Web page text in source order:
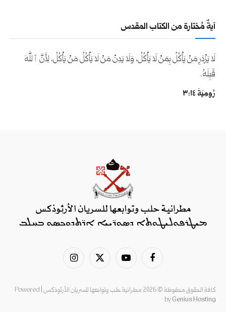
آيةٌ مُختارة من الكتاب المقدس
لَا يَزْدَرِ مَنْ يَأْكُلُ بِمَنْ لَا يَأْكُلُ، وَلَا يَدِنْ مَنْ لَا يَأْكُلُ مَنْ يَأْكُلُ، لِأَنَّ ٱللهَ
قَبِلَهُ.
رُومِيَةَ ١٤:‏٣
فيسبوك يوتيوب
X
الانستغرام
كافة الحقوق محفوظة © 2026 مطرانية حلب وتوابعها للسريان الأرثوذكس | Powered
byGenius Hosting